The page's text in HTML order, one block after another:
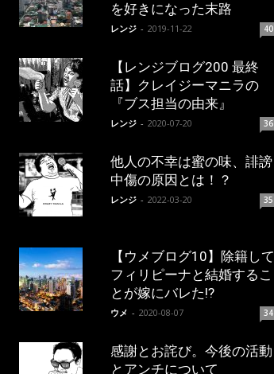
を好きになった末路
レンジ - 2019-11-22 40
【レンジブログ200 最終
話】クレイジーマニラの
『ブス担当の由来』
レンジ - 2020-07-20 36
他人の不幸は蜜の味、誹謗
中傷の原因とは！？
レンジ - 2022-03-20 35
【ウメブログ10】除籍して
フィリピーナと結婚するこ
とが嫁にバレた!?
ウメ - 2020-08-07 34
感謝とお詫び。今後の活動
とアンチについて